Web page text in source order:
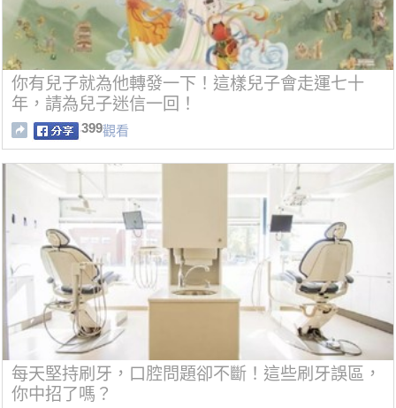
你有兒子就為他轉發一下！這樣兒子會走運七十
年，請為兒子迷信一回！
399觀看
每天堅持刷牙，口腔問題卻不斷！這些刷牙誤區，
你中招了嗎？